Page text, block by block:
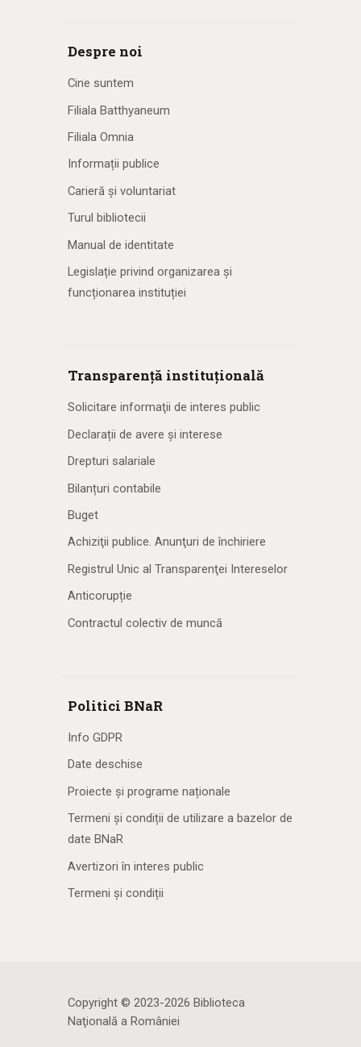
Despre noi
Cine suntem
Filiala Batthyaneum
Filiala Omnia
Informații publice
Carieră și voluntariat
Turul bibliotecii
Manual de identitate
Legislație privind organizarea și
funcționarea instituției
Transparență instituțională
Solicitare informaţii de interes public
Declarații de avere și interese
Drepturi salariale
Bilanțuri contabile
Buget
Achiziţii publice. Anunţuri de închiriere
Registrul Unic al Transparenţei Intereselor
Anticorupție
Contractul colectiv de muncă
Politici BNaR
Info GDPR
Date deschise
Proiecte și programe naționale
Termeni și condiții de utilizare a bazelor de
date BNaR
Avertizori în interes public
Termeni și condiții
Copyright © 2023-2026 Biblioteca
Naţională a României